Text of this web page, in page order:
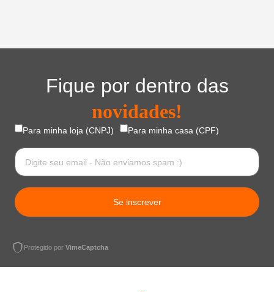
Fique por dentro das
novidades!
Para minha loja (CNPJ) Para minha casa (CPF)
Se inscrever
Protegido por VimeCaptcha